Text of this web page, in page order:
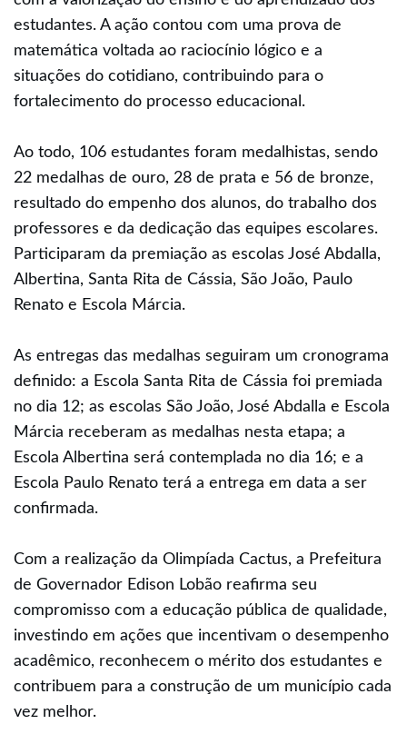
estudantes. A ação contou com uma prova de
matemática voltada ao raciocínio lógico e a
situações do cotidiano, contribuindo para o
fortalecimento do processo educacional.
Ao todo, 106 estudantes foram medalhistas, sendo
22 medalhas de ouro, 28 de prata e 56 de bronze,
resultado do empenho dos alunos, do trabalho dos
professores e da dedicação das equipes escolares.
Participaram da premiação as escolas José Abdalla,
Albertina, Santa Rita de Cássia, São João, Paulo
Renato e Escola Márcia.
As entregas das medalhas seguiram um cronograma
definido: a Escola Santa Rita de Cássia foi premiada
no dia 12; as escolas São João, José Abdalla e Escola
Márcia receberam as medalhas nesta etapa; a
Escola Albertina será contemplada no dia 16; e a
Escola Paulo Renato terá a entrega em data a ser
confirmada.
Com a realização da Olimpíada Cactus, a Prefeitura
de Governador Edison Lobão reafirma seu
compromisso com a educação pública de qualidade,
investindo em ações que incentivam o desempenho
acadêmico, reconhecem o mérito dos estudantes e
contribuem para a construção de um município cada
vez melhor.